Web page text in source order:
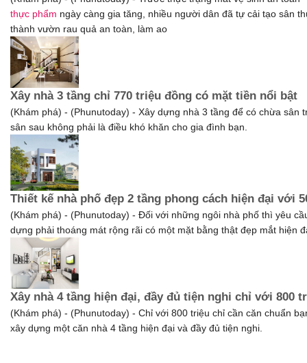
thực phẩm ngày càng gia tăng, nhiều người dân đã tự cải tạo sân
thành vườn rau quả an toàn, làm ao
Xây nhà 3 tầng chỉ 770 triệu đồng có mặt tiền nổi bật
(Khám phá) - (Phunutoday) - Xây dựng nhà 3 tầng để có chừa sân
sân sau không phải là điều khó khăn cho gia đình bạn.
Thiết kế nhà phố đẹp 2 tầng phong cách hiện đại với
(Khám phá) - (Phunutoday) - Đối với những ngôi nhà phố thì yêu
dựng phải thoáng mát rộng rãi có một mặt bằng thật đẹp mắt hiện
Xây nhà 4 tầng hiện đại, đầy đủ tiện nghi chỉ với 800
(Khám phá) - (Phunutoday) - Chỉ với 800 triệu chỉ cần căn chuẩn
xây dựng một căn nhà 4 tầng hiện đại và đầy đủ tiện nghi.